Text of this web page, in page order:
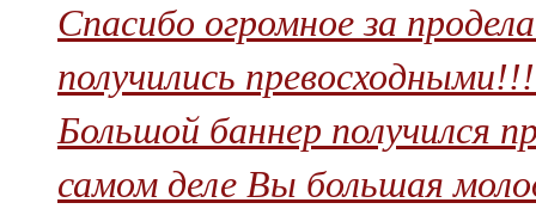
Спасибо огромное за
получились
Большой баннер получился
самом деле Вы большая